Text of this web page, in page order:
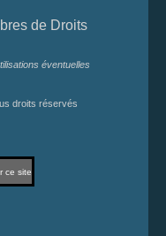
de Droits
éventuelles
droits réservés
ce site